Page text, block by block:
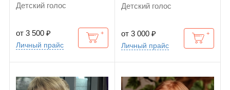
Детский голос
от 3 500 ₽
Личный прайс
Детский голос
от 3 000 ₽
Личный прайс